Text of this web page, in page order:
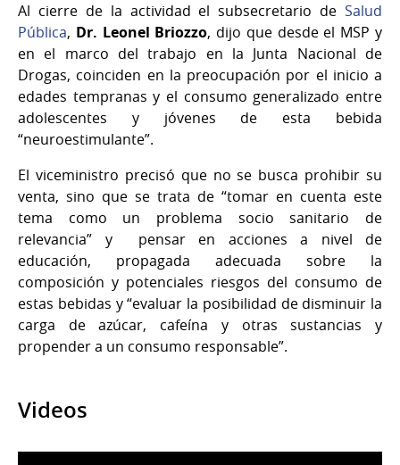
Al cierre de la actividad el subsecretario de Salud
Pública, Dr. Leonel Briozzo, dijo que desde el MSP y
en el marco del trabajo en la Junta Nacional de
Drogas, coinciden en la preocupación por el inicio a
edades tempranas y el consumo generalizado entre
adolescentes y jóvenes de esta bebida
“neuroestimulante”.
El viceministro precisó que no se busca prohibir su
venta, sino que se trata de “tomar en cuenta este
tema como un problema socio sanitario de
relevancia” y pensar en acciones a nivel de
educación, propagada adecuada sobre la
composición y potenciales riesgos del consumo de
estas bebidas y “evaluar la posibilidad de disminuir la
carga de azúcar, cafeína y otras sustancias y
propender a un consumo responsable”.
Videos